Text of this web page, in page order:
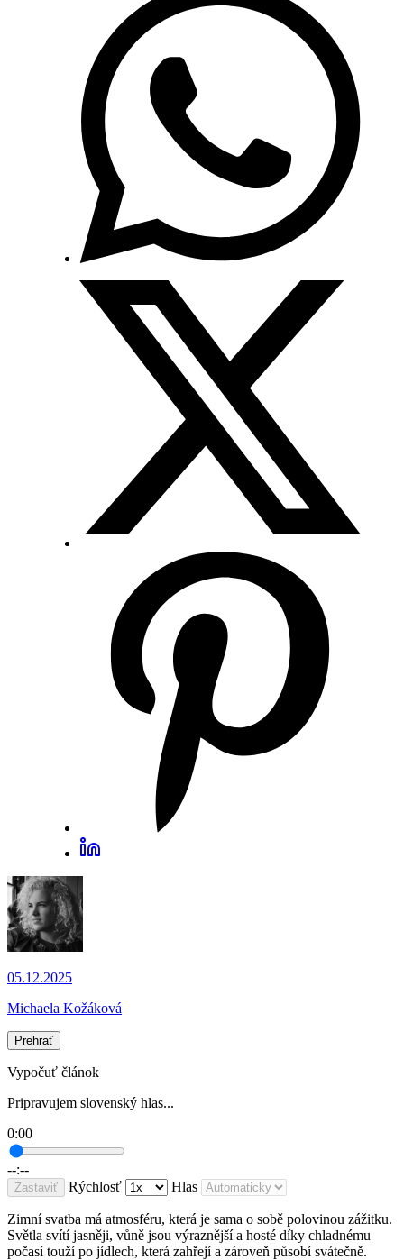
05.12.2025
Michaela Kožáková
Prehrať
Vypočuť článok
Pripravujem slovenský hlas...
0:00
--:--
Zastaviť Rýchlosť Hlas
Zimní svatba má atmosféru, která je sama o sobě polovinou zážitku.
Světla svítí jasněji, vůně jsou výraznější a hosté díky chladnému
počasí touží po jídlech, která zahřejí a zároveň působí svátečně.